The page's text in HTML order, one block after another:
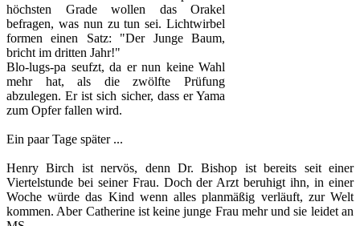
höchsten Grade wollen das Orakel
befragen, was nun zu tun sei. Lichtwirbel
formen einen Satz: "Der Junge Baum,
bricht im dritten Jahr!"
Blo-lugs-pa seufzt, da er nun keine Wahl
mehr hat, als die zwölfte Prüfung
abzulegen. Er ist sich sicher, dass er Yama
zum Opfer fallen wird.
Ein paar Tage später ...
Henry Birch ist nervös, denn Dr. Bishop ist bereits seit einer
Viertelstunde bei seiner Frau. Doch der Arzt beruhigt ihn, in einer
Woche würde das Kind wenn alles planmäßig verläuft, zur Welt
kommen. Aber Catherine ist keine junge Frau mehr und sie leidet an